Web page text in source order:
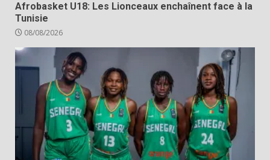
Afrobasket U18: Les Lionceaux enchaînent face à la
Tunisie
08/08/2026